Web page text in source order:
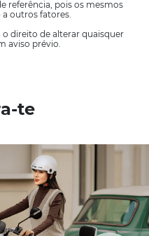
referência, pois os mesmos
outros fatores.
o direito de alterar quaisquer
aviso prévio.
te